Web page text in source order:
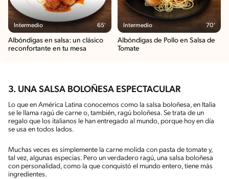
Intermedio 65'
Albóndigas en salsa: un clásico
reconfortante en tu mesa
Intermedio 70'
Albóndigas de Pollo en Salsa de
Tomate
3. UNA SALSA BOLOÑESA ESPECTACULAR
Lo que en América Latina conocemos como la salsa boloñesa, en Italia
se le llama ragú de carne o, también, ragú boloñesa. Se trata de un
regalo que los italianos le han entregado al mundo, porque hoy en día
se usa en todos lados.
Muchas veces es simplemente la carne molida con pasta de tomate y,
tal vez, algunas especias. Pero un verdadero ragú, una salsa boloñesa
con personalidad, como la que conquistó el mundo entero, tiene más
ingredientes.